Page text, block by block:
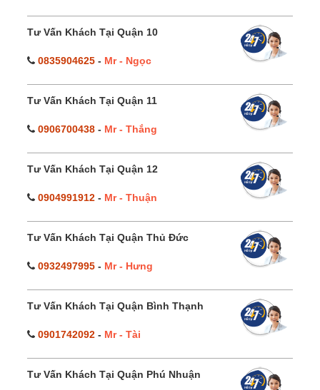
Tư Vấn Khách Tại Quận 10
0835904625 - Mr - Ngọc
Tư Vấn Khách Tại Quận 11
0906700438 - Mr - Thắng
Tư Vấn Khách Tại Quận 12
0904991912 - Mr - Thuận
Tư Vấn Khách Tại Quận Thủ Đức
0932497995 - Mr - Hưng
Tư Vấn Khách Tại Quận Bình Thạnh
0901742092 - Mr - Tài
Tư Vấn Khách Tại Quận Phú Nhuận